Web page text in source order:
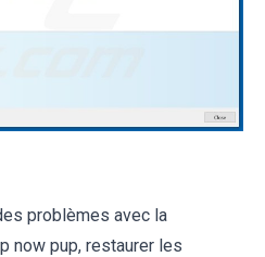
problèmes avec la
now pup, restaurer les